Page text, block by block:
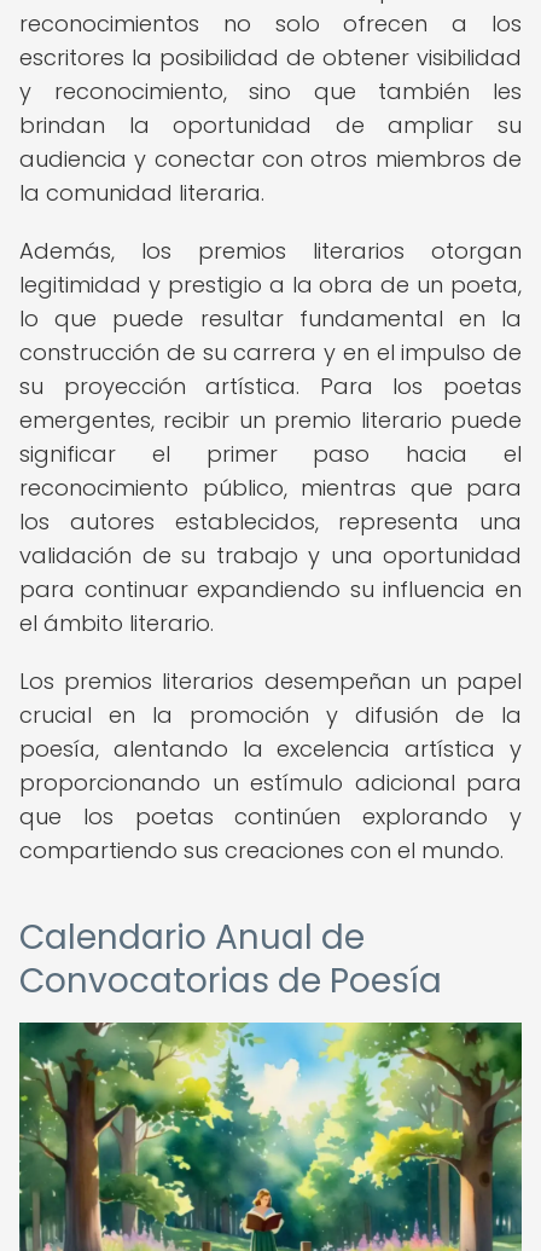
reconocimientos no solo ofrecen a los
escritores la posibilidad de obtener visibilidad
y reconocimiento, sino que también les
brindan la oportunidad de ampliar su
audiencia y conectar con otros miembros de
la comunidad literaria.
Además, los premios literarios otorgan
legitimidad y prestigio a la obra de un poeta,
lo que puede resultar fundamental en la
construcción de su carrera y en el impulso de
su proyección artística. Para los poetas
emergentes, recibir un premio literario puede
significar el primer paso hacia el
reconocimiento público, mientras que para
los autores establecidos, representa una
validación de su trabajo y una oportunidad
para continuar expandiendo su influencia en
el ámbito literario.
Los premios literarios desempeñan un papel
crucial en la promoción y difusión de la
poesía, alentando la excelencia artística y
proporcionando un estímulo adicional para
que los poetas continúen explorando y
compartiendo sus creaciones con el mundo.
Calendario Anual de
Convocatorias de Poesía